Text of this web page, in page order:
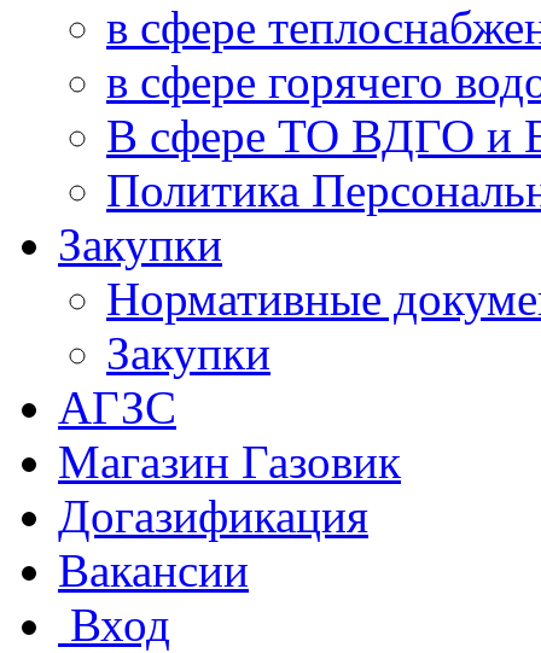
в сфере
в сфере горячего
В сфере ТО ВДГО и
Политика
Закупки
Нормативные
Закупки
АГЗС
Магазин Газовик
Догазификация
Вакансии
Вход